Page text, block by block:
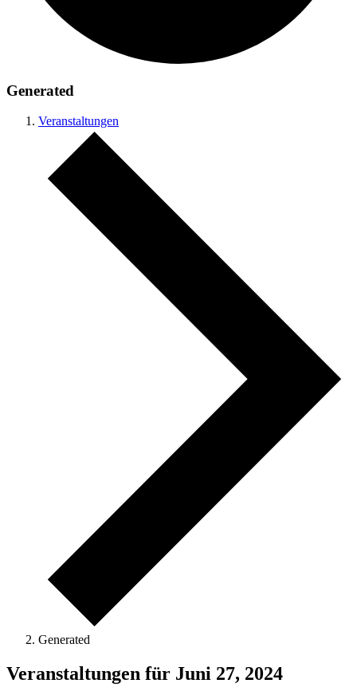
Generated
Veranstaltungen
Generated
Veranstaltungen für Juni 27, 2024